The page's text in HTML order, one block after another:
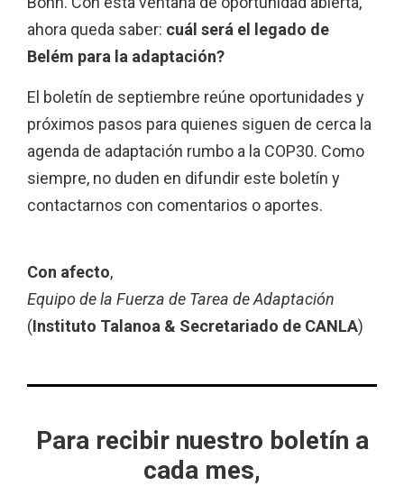
ahora queda saber: cuál será el legado de
Belém para la adaptación?
El boletín de septiembre reúne oportunidades y
próximos pasos para quienes siguen de cerca la
agenda de adaptación rumbo a la COP30. Como
siempre, no duden en difundir este boletín y
contactarnos con comentarios o aportes.
Con afecto,
Equipo de la Fuerza de Tarea de Adaptación
(Instituto Talanoa & Secretariado de CANLA)
Para recibir nuestro boletín a
cada mes,